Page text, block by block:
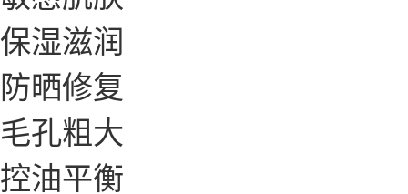
保湿滋润
防晒修复
毛孔粗大
控油平衡